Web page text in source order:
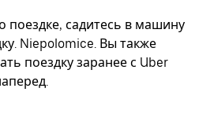
поездке, садитесь в машину
Niepolomice. Вы также
поездку заранее с Uber